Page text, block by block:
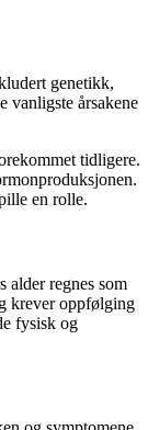
genetikk,
vanligste årsakene
tidligere.
en rolle.
alder regnes som
krever oppfølging
fysisk og